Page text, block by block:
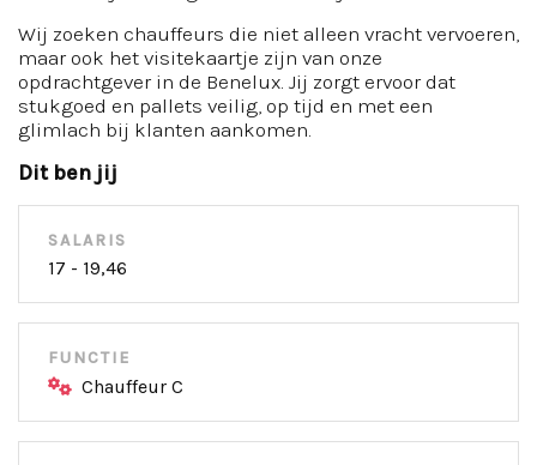
Wij zoeken chauffeurs die niet alleen vracht vervoeren,
maar ook het visitekaartje zijn van onze
opdrachtgever in de Benelux. Jij zorgt ervoor dat
stukgoed en pallets veilig, op tijd en met een
glimlach bij klanten aankomen.
Dit ben jij
SALARIS
17 - 19,46
FUNCTIE
Chauffeur C